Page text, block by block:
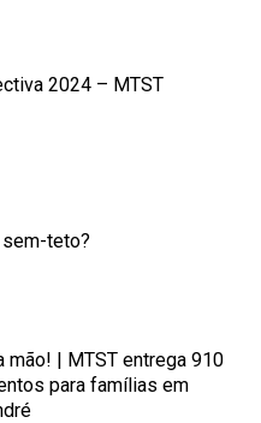
2024 – MTST
teto?
mão! | MTST entrega 910
para famílias em